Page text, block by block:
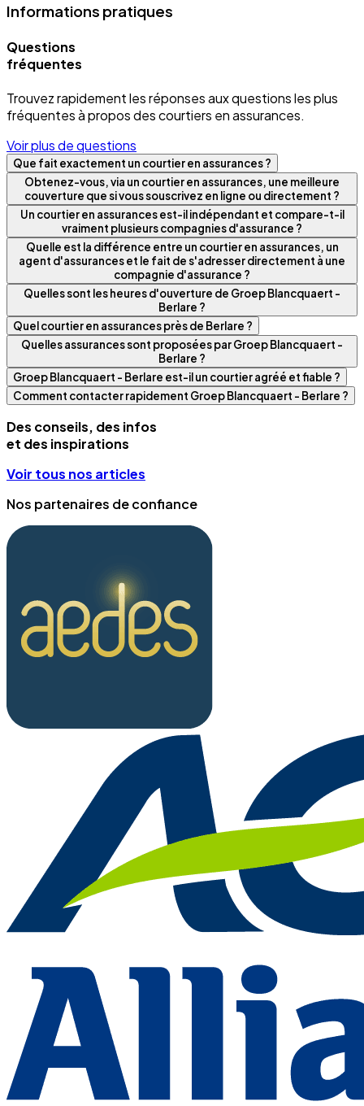
Informations pratiques
Questions
fréquentes
Trouvez rapidement les réponses aux questions les plus
fréquentes à propos des courtiers en assurances.
Voir plus de questions
Que fait exactement un courtier en assurances ?
Obtenez-vous, via un courtier en assurances, une meilleure
couverture que si vous souscrivez en ligne ou directement ?
Un courtier en assurances est-il indépendant et compare-t-il
vraiment plusieurs compagnies d'assurance ?
Quelle est la différence entre un courtier en assurances, un
agent d'assurances et le fait de s'adresser directement à une
compagnie d'assurance ?
Quelles sont les heures d'ouverture de Groep Blancquaert -
Berlare ?
Quel courtier en assurances près de Berlare ?
Quelles assurances sont proposées par Groep Blancquaert -
Berlare ?
Groep Blancquaert - Berlare est-il un courtier agréé et fiable ?
Comment contacter rapidement Groep Blancquaert - Berlare ?
Des conseils, des infos
et des inspirations
Voir tous nos articles
Nos partenaires de confiance